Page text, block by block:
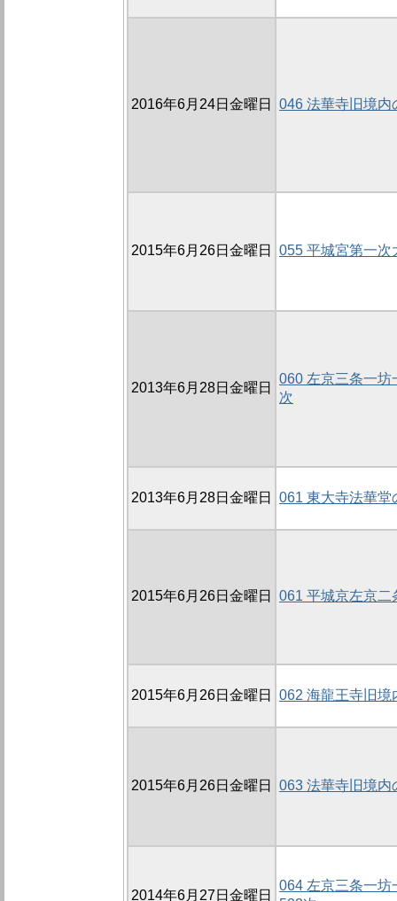
2016年6月24日金曜日 046 法華寺旧境内
2015年6月26日金曜日 055 平城宮第一次
2013年6月28日金曜日
060 左京三条一坊
次
2013年6月28日金曜日 061 東大寺法華堂
2015年6月26日金曜日 061 平城京左京二
2015年6月26日金曜日 062 海龍王寺旧境
2015年6月26日金曜日 063 法華寺旧境内
2014年6月27日金曜日
064 左京三条一坊